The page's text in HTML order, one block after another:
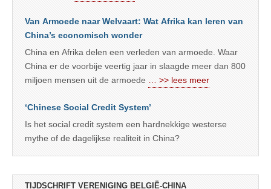
Van Armoede naar Welvaart: Wat Afrika kan leren van
China’s economisch wonder
China en Afrika delen een verleden van armoede. Waar
China er de voorbije veertig jaar in slaagde meer dan 800
miljoen mensen uit de armoede … >> lees meer
‘Chinese Social Credit System’
Is het social credit system een hardnekkige westerse
mythe of de dagelijkse realiteit in China?
TIJDSCHRIFT VERENIGING BELGIË-CHINA